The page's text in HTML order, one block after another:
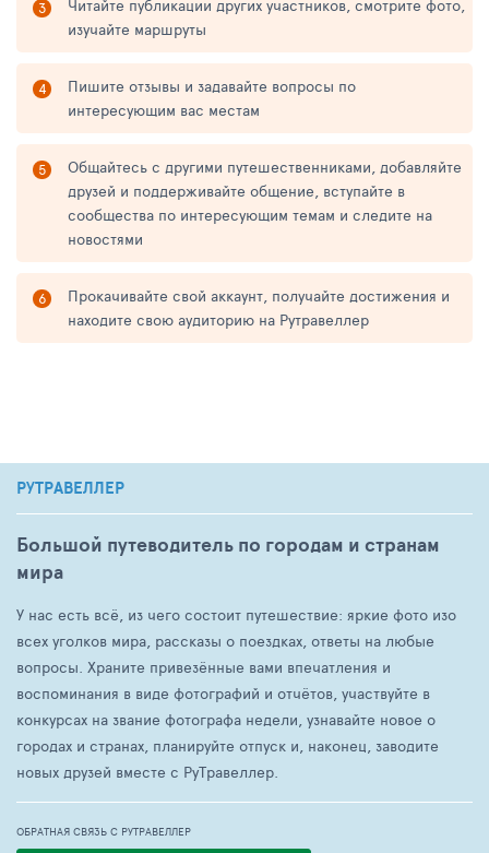
Читайте публикации других участников, смотрите фото,
изучайте маршруты
Пишите отзывы и задавайте вопросы по
интересующим вас местам
Общайтесь с другими путешественниками, добавляйте
друзей и поддерживайте общение, вступайте в
сообщества по интересующим темам и следите на
новостями
Прокачивайте свой аккаунт, получайте достижения и
находите свою аудиторию на Рутравеллер
РУТРАВЕЛЛЕР
Большой путеводитель по городам и странам
мира
У нас есть всё, из чего состоит путешествие: яркие фото изо
всех уголков мира, рассказы о поездках, ответы на любые
вопросы. Храните привезённые вами впечатления и
воспоминания в виде фотографий и отчётов, участвуйте в
конкурсах на звание фотографа недели, узнавайте новое о
городах и странах, планируйте отпуск и, наконец, заводите
новых друзей вместе с РуТравеллер.
ОБРАТНАЯ СВЯЗЬ С РУТРАВЕЛЛЕР